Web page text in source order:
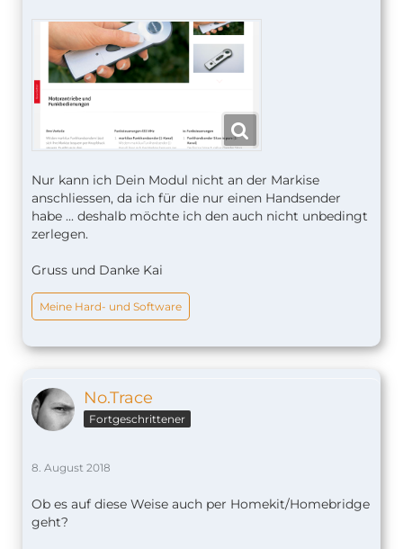
Nur kann ich Dein Modul nicht an der Markise
anschliessen, da ich für die nur einen Handsender
habe ... deshalb möchte ich den auch nicht unbedingt
zerlegen.
Gruss und Danke Kai
Meine Hard- und Software
No.Trace
Fortgeschrittener
8. August 2018
Ob es auf diese Weise auch per Homekit/Homebridge
geht?